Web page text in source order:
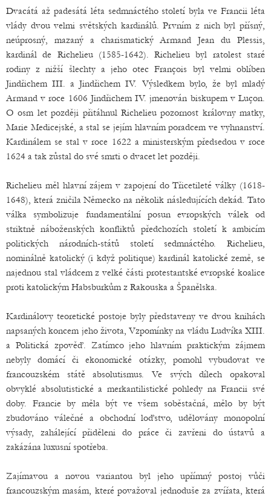
Dvacátá až padesátá léta sedmnáctého století byla ve Francii léta
vlády dvou velmi světských kardinálů. Prvním z nich byl přísný,
neúprosný, mazaný a charismatický Armand Jean du Plessis,
kardinál de Richelieu (1585-1642). Richelieu byl ratolest staré
rodiny z nižší šlechty a jeho otec François byl velmi oblíben
Jindřichem III. a Jindřichem IV. Výsledkem bylo, že byl mladý
Armand v roce 1606 Jindřichem IV. jmenován biskupem v Luçon.
O osm let později přitáhnul Richelieu pozornost královny matky,
Marie Medicejské, a stal se jejím hlavním poradcem ve vyhnanství.
Kardinálem se stal v roce 1622 a ministerským předsedou v roce
1624 a tak zůstal do své smrti o dvacet let později.
Richelieu měl hlavní zájem v zapojení do Třicetileté války (1618-
1648), která zničila Německo na několik následujících dekád. Tato
válka symbolizuje fundamentální posun evropských válek od
striktně náboženských konfliktů předchozích století k ambicím
politických národních-států století sedmnáctého. Richelieu,
nominálně katolický (i když politique) kardinál katolické země, se
najednou stal vládcem z velké části protestantské evropské koalice
proti katolickým Habsburkům z Rakouska a Španělska.
Kardinálovy teoretické postoje byly představeny ve dvou knihách
napsaných koncem jeho života, Vzpomínky na vládu Ludvíka XIII.
a Politická zpověď. Zatímco jeho hlavním praktickým zájmem
nebyly domácí či ekonomické otázky, pomohl vybudovat ve
francouzském státě absolutismus. Ve svých dílech opakoval
obvyklé absolutistické a merkantilistické pohledy na Francii své
doby. Francie by měla být ve všem soběstačná, mělo by být
zbudováno válečné a obchodní loďstvo, udělovány monopolní
výsady, zahálející přiděleni do práce či zavřeni do ústavů a
zakázána luxusní spotřeba.
Zajímavou a novou variantou byl jeho upřímný postoj vůči
francouzským masám, které považoval jednoduše za zvířata, která